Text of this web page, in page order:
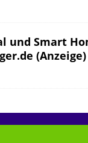
und Smart
(Anzeige)